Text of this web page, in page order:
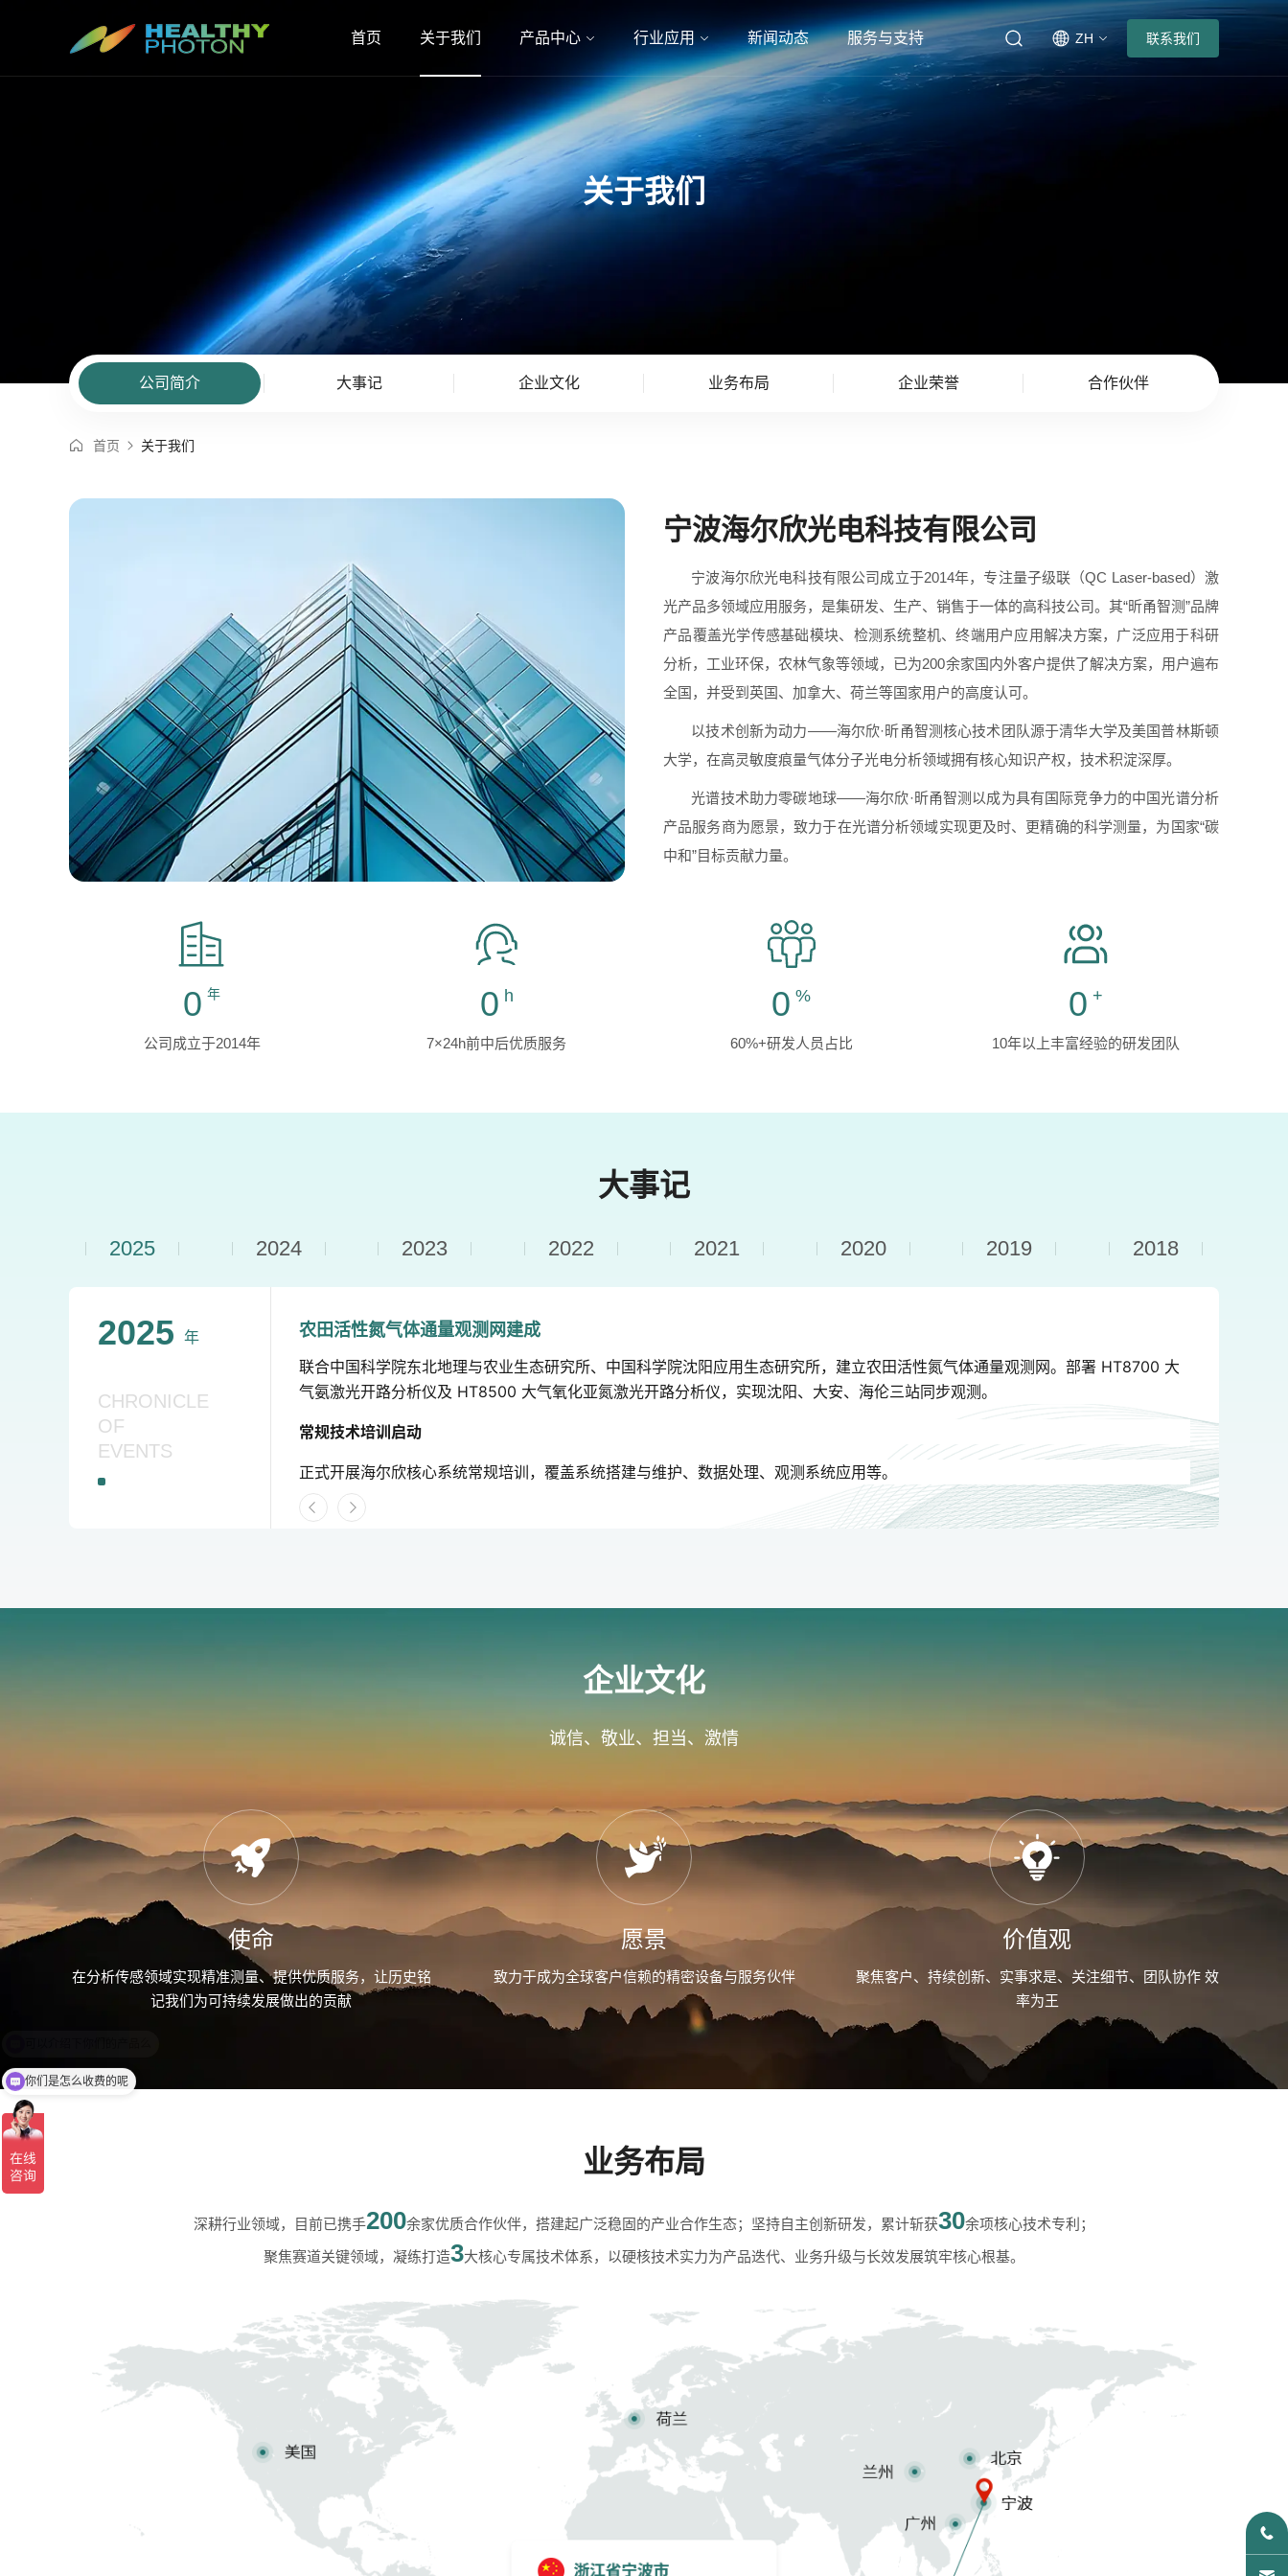
首页 关于我们 产品中心 行业应用 新闻动态 服务与支持 ZH 联系我们
关于我们
公司简介 大事记 企业文化 业务布局 企业荣誉 合作伙伴
首页 关于我们
宁波海尔欣光电科技有限公司
宁波海尔欣光电科技有限公司成立于2014年，专注量子级联（QC Laser-based）激
光产品多领域应用服务，是集研发、生产、销售于一体的高科技公司。其“昕甬智测”品牌
产品覆盖光学传感基础模块、检测系统整机、终端用户应用解决方案，广泛应用于科研
分析，工业环保，农林气象等领域，已为200余家国内外客户提供了解决方案，用户遍布
全国，并受到英国、加拿大、荷兰等国家用户的高度认可。
以技术创新为动力——海尔欣·昕甬智测核心技术团队源于清华大学及美国普林斯顿
大学，在高灵敏度痕量气体分子光电分析领域拥有核心知识产权，技术积淀深厚。
光谱技术助力零碳地球——海尔欣·昕甬智测以成为具有国际竞争力的中国光谱分析
产品服务商为愿景，致力于在光谱分析领域实现更及时、更精确的科学测量，为国家“碳
中和”目标贡献力量。
0 年
公司成立于2014年
0 h
7×24h前中后优质服务
0 %
60%+研发人员占比
0 +
10年以上丰富经验的研发团队
大事记
2025 2024 2023 2022 2021 2020 2019 2018
2025 年
CHRONICLE
OF
EVENTS
农田活性氮气体通量观测网建成
联合中国科学院东北地理与农业生态研究所、中国科学院沈阳应用生态研究所，建立农田活性氮气体通量观测网。部署 HT8700 大
气氨激光开路分析仪及 HT8500 大气氧化亚氮激光开路分析仪，实现沈阳、大安、海伦三站同步观测。
常规技术培训启动
正式开展海尔欣核心系统常规培训，覆盖系统搭建与维护、数据处理、观测系统应用等。
企业文化
诚信、敬业、担当、激情
使命
在分析传感领域实现精准测量、提供优质服务，让历史铭
记我们为可持续发展做出的贡献
愿景
致力于成为全球客户信赖的精密设备与服务伙伴
价值观
聚焦客户、持续创新、实事求是、关注细节、团队协作 效
率为王
业务布局
深耕行业领域，目前已携手200余家优质合作伙伴，搭建起广泛稳固的产业合作生态；坚持自主创新研发，累计斩获30余项核心技术专利；
聚焦赛道关键领域，凝练打造3大核心专属技术体系，以硬核技术实力为产品迭代、业务升级与长效发展筑牢核心根基。
你们是怎么收费的呢